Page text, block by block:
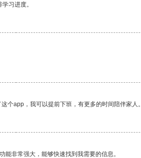
习进度。
个app，我可以提前下班，有更多的时间陪伴家人。
非常强大，能够快速找到我需要的信息。